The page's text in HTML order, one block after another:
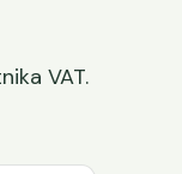
VAT.